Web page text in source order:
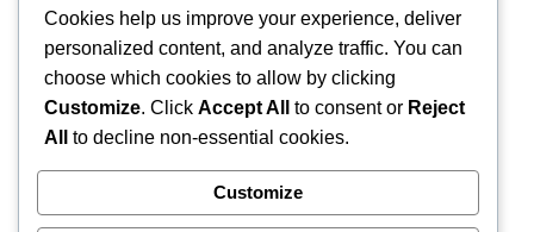
April 2020
March 2020
January 2020
December 2019
November 2019
Cookies help us improve your experience, deliver
personalized content, and analyze traffic. You can
choose which cookies to allow by clicking
Customize. Click Accept All to consent or Reject
All
to decline non-essential cookies.
Customize